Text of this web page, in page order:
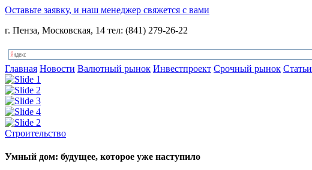
Оставьте заявку, и наш менеджер свяжется с вами
г. Пенза, Московская, 14 тел: (841) 279-26-22
Главная Новости Валютный рынок Инвестпроект Срочный рынок Статьи
Строительство
Умный дом: будущее, которое уже наступило